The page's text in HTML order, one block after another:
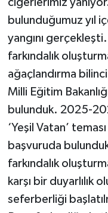
ciğerlerimiz
bulunduğumuz yıl
yangını
farkındalık
ağaçlandırma
Milli Eğitim
bulunduk. 2025-
‘Yeşil Vatan’
başvuruda
farkındalık
karşı bir duyarlılık
seferberliği